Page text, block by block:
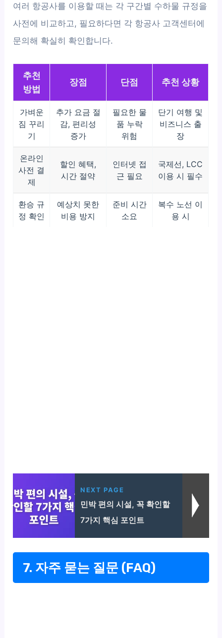
여러 항공사를 이용할 때는 각 구간별 수하물 규정을
사전에 비교하고, 필요하다면 각 항공사 고객센터에
문의해 확실히 확인합니다.
추천
방법
장점 단점 추천 상황
가벼운
짐 꾸리
기
추가 요금 절
감, 편리성
증가
필요한 물
품 누락
위험
단기 여행 및
비즈니스 출
장
온라인
사전 결
제
할인 혜택,
시간 절약
인터넷 접
근 필요
국제선, LCC
이용 시 필수
환승 규
정 확인
예상치 못한
비용 방지
준비 시간
소요
복수 노선 이
용 시
NEXT PAGE
민박 편의 시설, 꼭 확인할
7가지 핵심 포인트
7. 자주 묻는 질문 (FAQ)